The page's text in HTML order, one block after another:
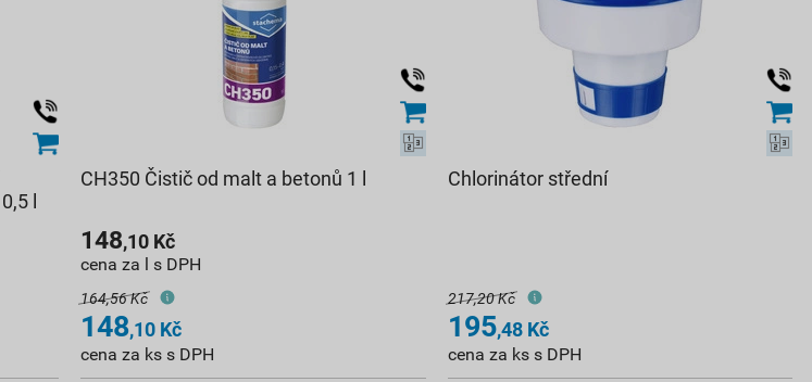
l
CH350 Čistič od malt a betonů 1 l
148,10 Kč
cena za l s DPH
164,56 Kč
148,10 Kč
cena za ks s DPH
Chlorinátor střední
217,20 Kč
195,48Kč
cena za ks s DPH